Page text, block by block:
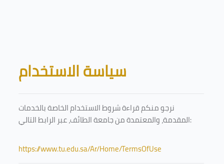
Blocks
سياسة الاستخدام
نرجو منكم قراءة شروط الاستخدام الخاصة بالخدمات
المقدمة، والمعتمدة من جامعة الطائف، عبر الرابط التالي:
https://www.tu.edu.sa/Ar/Home/TermsOfUse